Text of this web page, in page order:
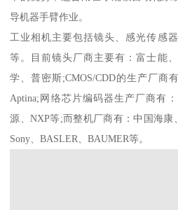
导机器手臂作业。
工业相机主要包括镜头、感光传感
等。目前镜头厂商主要有：富士能
学、普密斯;CMOS/CDD的生产厂商
Aptina;网络芯片编码器生产厂商有
源、NXP等;而整机厂商有：中国海
Sony、BASLER、BAUMER等。